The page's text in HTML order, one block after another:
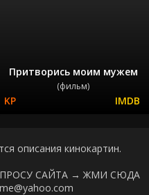
Притворись моим мужем
(фильм)
описания кинокартин.
САЙТА → ЖМИ СЮДА